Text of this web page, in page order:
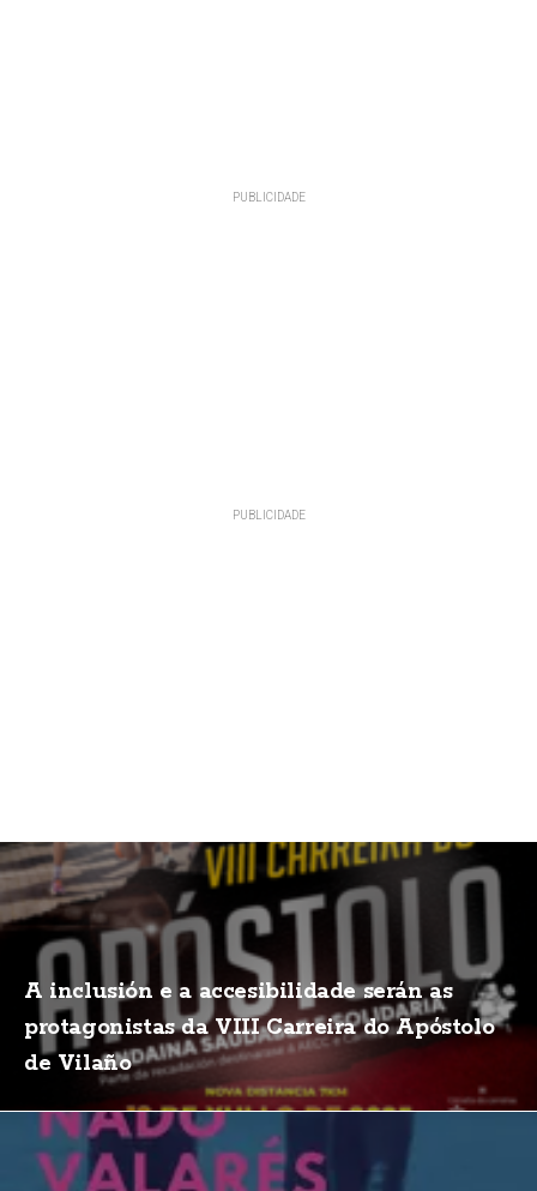
A inclusión e a accesibilidade serán as
protagonistas da VIII Carreira do Apóstolo
de Vilaño